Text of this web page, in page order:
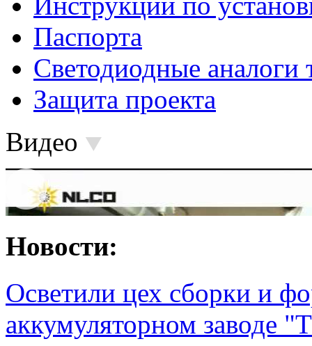
Паспорта
Светодиодные аналоги
Защита проекта
Видео
Новости:
Осветили цех сборки и
аккумуляторном заводе